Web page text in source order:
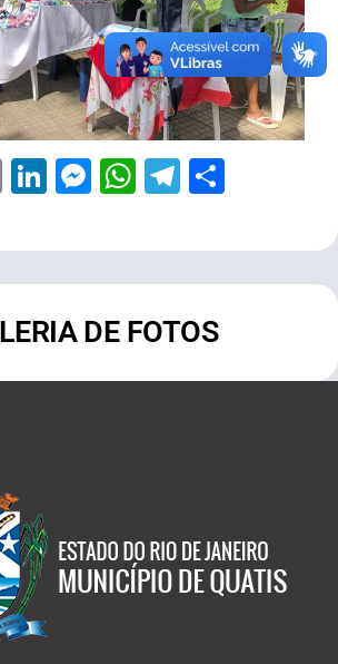
EmailLinkedIn
Messenger
WhatsApp
Telegram
DE FOTOS